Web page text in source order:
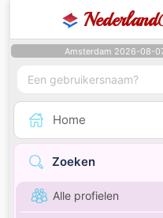
Nederland
Amsterdam 2026-08-
Home
Zoeken
Alle profielen